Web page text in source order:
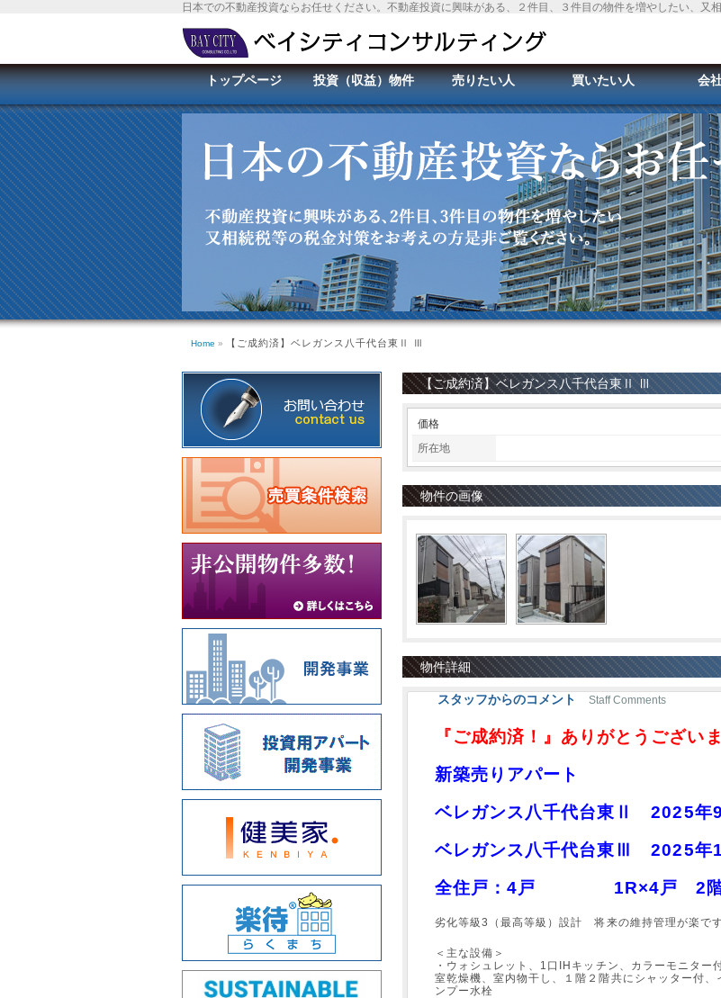
日本での不動産投資ならお任せください。不動産投資に興味がある、２件目、３件目の物件を増やしたい、又
トップページ 投資（収益）物件 売りたい人 買いたい人 会
Home » 【ご成約済】ベレガンス八千代台東Ⅱ Ⅲ
【ご成約済】ベレガンス八千代台東Ⅱ Ⅲ
価格
所在地
物件の画像
物件詳細
スタッフからのコメント Staff Comments
『ご成約済！』ありがとうござい
新築売りアパート
ベレガンス八千代台東Ⅱ 2025年
ベレガンス八千代台東Ⅲ 2025年
全住戸：4戸 1R×4戸 2階
劣化等級3（最高等級）設計 将来の維持管理が楽です
＜主な設備＞
・ウォシュレット、1口IHキッチン、カラーモニタ
室乾燥機、室内物干し、１階２階共にシャッター付
ンプー水栓